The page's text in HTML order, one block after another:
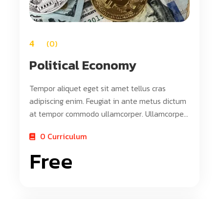
4 0
Political Economy
Tempor aliquet eget sit amet tellus cras
adipiscing enim. Feugiat in ante metus dictum
at tempor commodo ullamcorper. Ullamcorper
mattis ullamcorper velit sed ullamcorper morbi
tincidunt ornare. Dolor sit amet consectetur
adipiscing elit. A erat nam at lectus urna duis
0 Curriculum
Free